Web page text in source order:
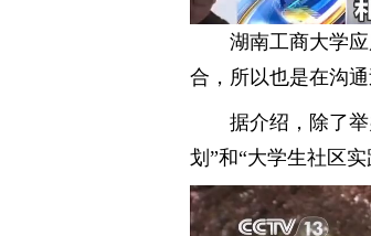
湖南工商大学
合，所以也是在沟
据介绍，除了
划”和“大学生社区实